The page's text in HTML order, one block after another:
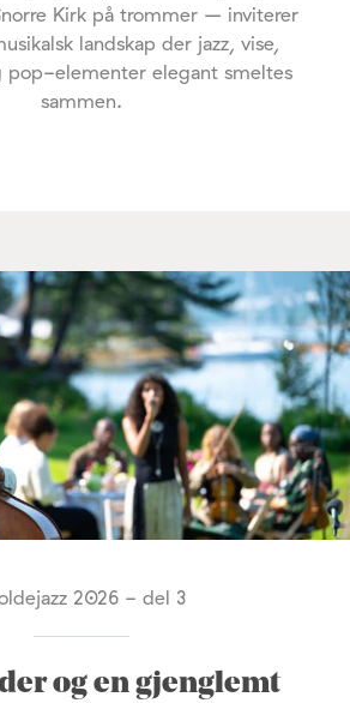
Kirk på trommer – inviterer
landskap der jazz, vise,
pop-elementer elegant smeltes
sammen.
2026 - del 3
og en gjenglemt